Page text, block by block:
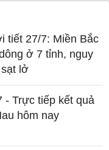
tiết 27/7: Miền Bắc
ở 7 tỉnh, nguy
lở
- Trực tiếp kết quả
hôm nay